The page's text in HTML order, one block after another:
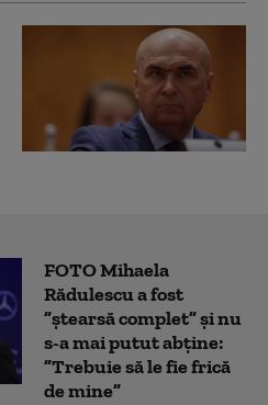
FOTO Mihaela
Rădulescu a fost
”ștearsă complet” și nu
s-a mai putut abține:
”Trebuie să le fie frică
de mine”